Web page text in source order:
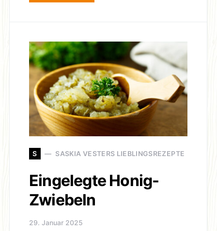
S SASKIA VESTERS LIEBLINGSREZEPTE
Eingelegte Honig-
Zwiebeln
29. Januar 2025